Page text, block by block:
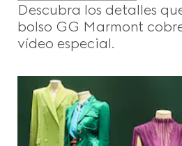
Descubra los detalles
bolso GG Marmont
vídeo especial.